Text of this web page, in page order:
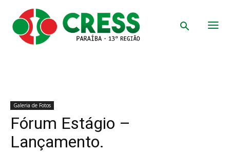
Galeria de Fotos
Fórum Estágio –
Lançamento.